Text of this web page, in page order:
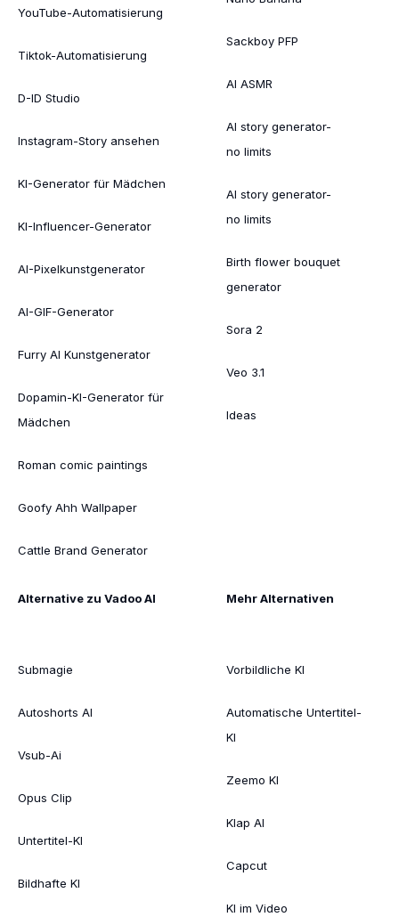
YouTube-Automatisierung
Tiktok-Automatisierung
D-ID Studio
Instagram-Story ansehen
KI-Generator für Mädchen
KI-Influencer-Generator
AI-Pixelkunstgenerator
AI-GIF-Generator
Furry AI Kunstgenerator
Dopamin-KI-Generator für
Mädchen
Roman comic paintings
Goofy Ahh Wallpaper
Cattle Brand Generator
Sackboy PFP
AI ASMR
AI story generator-
no limits
AI story generator-
no limits
Birth flower bouquet
generator
Sora 2
Veo 3.1
Ideas
Alternative zu Vadoo AI
Submagie
Autoshorts AI
Vsub-Ai
Opus Clip
Untertitel-KI
Bildhafte KI
Mehr Alternativen
Vorbildliche KI
Automatische Untertitel-
KI
Zeemo KI
Klap AI
Capcut
KI im Video